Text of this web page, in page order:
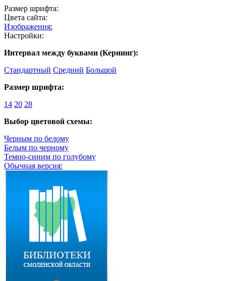
Размер шрифта:
Цвета сайта:
Изображения:
Настройки:
Интервал между буквами (Кернинг):
Стандартный Средний Большой
Размер шрифта:
14 20 28
Выбор цветовой схемы:
Черным по белому
Белым по черному
Темно-синим по голубому
Обычная версия: